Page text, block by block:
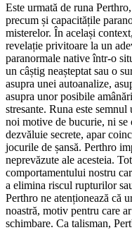
Este urmată de runa
precum și capacitățile
misterelor. În același
revelație privitoare la un
paranormale native într-o
un câștig neașteptat sau o
asupra unei autoanalize,
asupra unor posibile
stresante. Runa este
noi motive de bucurie, ni
dezvăluie secrete, apar
jocurile de șansă. Perthro
neprevăzute ale acesteia.
comportamentului nostru
a elimina riscul rupturilor
Perthro ne atenționează că
noastră, motiv pentru care
schimbare. Ca talisman,